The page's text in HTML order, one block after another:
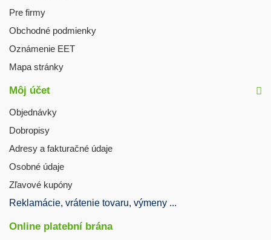
Pre firmy
Obchodné podmienky
Oznámenie EET
Mapa stránky
Môj účet
Objednávky
Dobropisy
Adresy a fakturačné údaje
Osobné údaje
Zľavové kupóny
Reklamácie, vrátenie tovaru, výmeny ...
Online platební brána